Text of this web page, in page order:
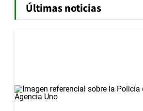
Últimas noticias